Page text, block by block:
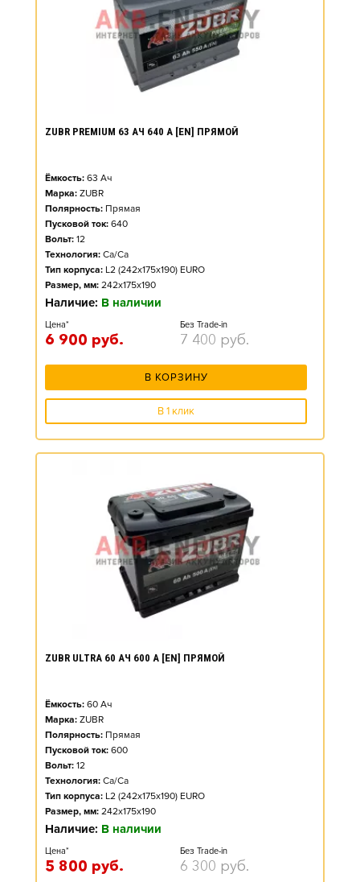
ZUBR PREMIUM 63 АЧ 640 А [EN] ПРЯМОЙ
Ёмкость: 63 Ач
Марка: ZUBR
Полярность: Прямая
Пусковой ток: 640
Вольт: 12
Технология: Ca/Ca
Тип корпуса: L2 (242x175x190) EURO
Размер, мм: 242x175x190
Наличие: В наличии
Цена*
6 900 руб.
Без Trade-in
7 400 руб.
В КОРЗИНУ
В 1 клик
ZUBR ULTRA 60 АЧ 600 А [EN] ПРЯМОЙ
Ёмкость: 60 Ач
Марка: ZUBR
Полярность: Прямая
Пусковой ток: 600
Вольт: 12
Технология: Ca/Ca
Тип корпуса: L2 (242x175x190) EURO
Размер, мм: 242x175x190
Наличие: В наличии
Цена*
5 800 руб.
Без Trade-in
6 300 руб.